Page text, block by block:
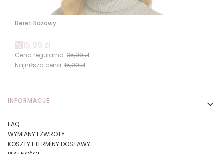
Beret Różowy
Cena promocyjna
15,99 zł
Cena regularna: 35,99 zł
Najniższa cena: 15,99 zł
Linki w stopce
INFORMACJE
FAQ
WYMIANY I ZWROTY
KOSZTY I TERMINY DOSTAWY